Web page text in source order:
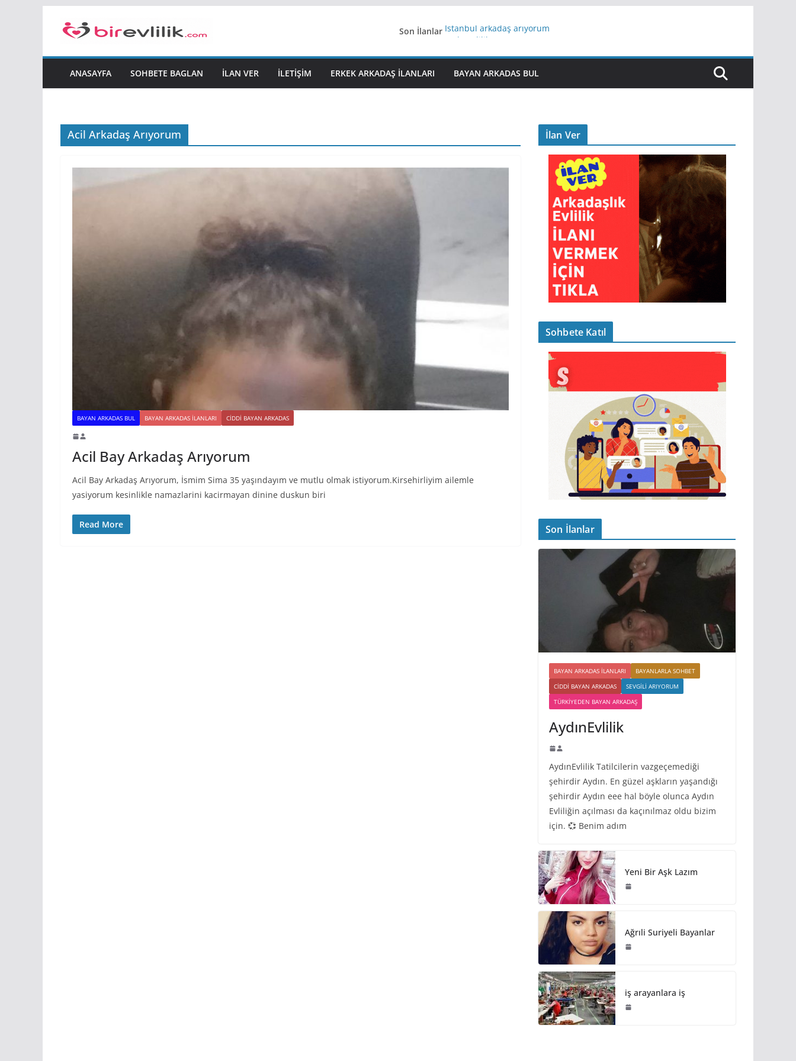
Son İlanlar İstanbul arkadaş arıyorum
Yeni Bir Aşk Lazım
iş arayanlara iş
ANASAYFA SOHBETE BAGLAN İLAN VER İLETIŞIM ERKEK ARKADAŞ ILANLARI BAYAN ARKADAS BUL
Acil Arkadaş Arıyorum
BAYAN ARKADAS BUL BAYAN ARKADAS ILANLARI CIDDI BAYAN ARKADAS
Acil Bay Arkadaş Arıyorum
Acil Bay Arkadaş Arıyorum, İsmim Sima 35 yaşındayım ve mutlu olmak istiyorum.Kirsehirliyim ailemle
yasiyorum kesinlikle namazlarini kacirmayan dinine duskun biri
Read More
İlan Ver
Sohbete Katıl
Son İlanlar
BAYAN ARKADAS ILANLARI
BAYANLARLA SOHBET
CIDDI BAYAN ARKADAS
SEVGILI ARIYORUM
TÜRKIYEDEN BAYAN ARKADAŞ
AydınEvlilik
AydınEvlilik Tatilcilerin vazgeçemediği
şehirdir Aydın. En güzel aşkların yaşandığı
şehirdir Aydın eee hal böyle olunca Aydın
Evliliğin açılması da kaçınılmaz oldu bizim
için. 💞 Benim adım
Yeni Bir Aşk Lazım
Ağrıli Suriyeli Bayanlar
iş arayanlara iş